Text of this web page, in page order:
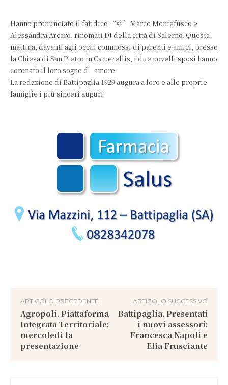
Hanno pronunciato il fatidico “sì” Marco Montefusco e
Alessandra Arcaro, rinomati DJ della città di Salerno. Questa
mattina, davanti agli occhi commossi di parenti e amici, presso
la Chiesa di San Pietro in Camerellis, i due novelli sposi hanno
coronato il loro sogno d’amore.
La redazione di Battipaglia 1929 augura a loro e alle proprie
famiglie i più sinceri auguri.
ARTICOLO PRECEDENTE
Agropoli. Piattaforma
Integrata Territoriale:
mercoledì la
presentazione
ARTICOLO SUCCESSIVO
Battipaglia. Presentati
i nuovi assessori:
Francesca Napoli e
Elia Frusciante